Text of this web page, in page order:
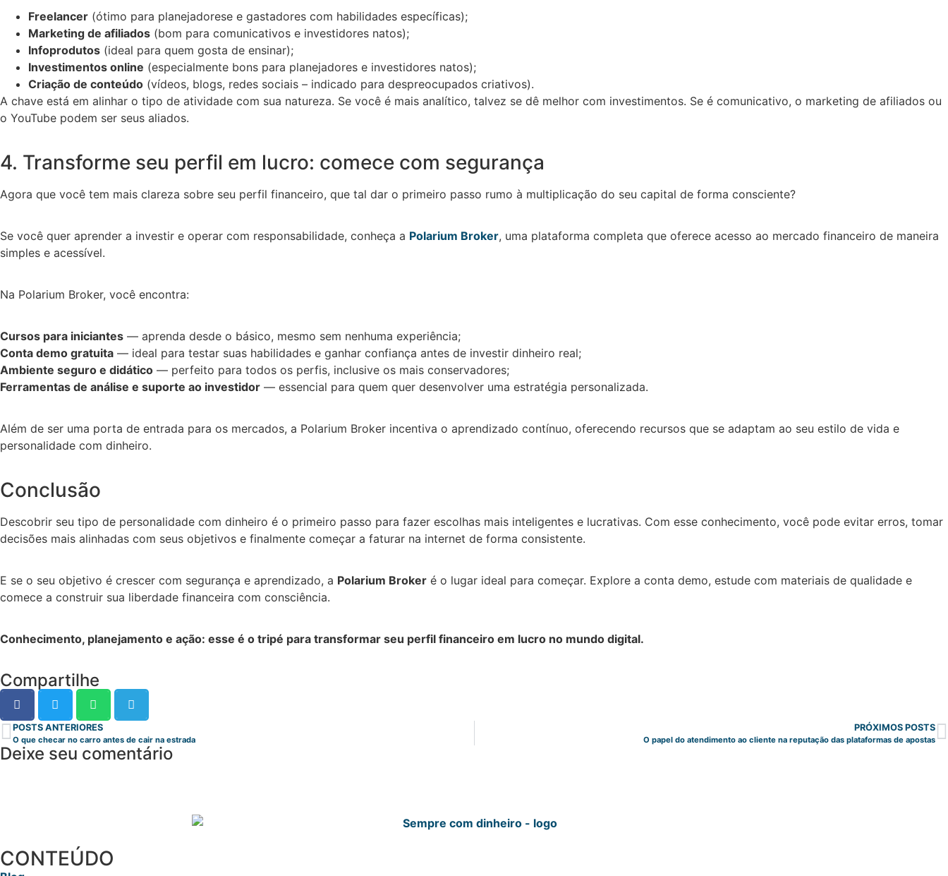
Freelancer (ótimo para planejadorese e gastadores com habilidades específicas);
Marketing de afiliados (bom para comunicativos e investidores natos);
Infoprodutos (ideal para quem gosta de ensinar);
Investimentos online (especialmente bons para planejadores e investidores natos);
Criação de conteúdo (vídeos, blogs, redes sociais – indicado para despreocupados criativos).
A chave está em alinhar o tipo de atividade com sua natureza. Se você é mais analítico, talvez se dê melhor com investimentos. Se é comunicativo, o marketing de afiliados ou
o YouTube podem ser seus aliados.
4. Transforme seu perfil em lucro: comece com segurança
Agora que você tem mais clareza sobre seu perfil financeiro, que tal dar o primeiro passo rumo à multiplicação do seu capital de forma consciente?
Se você quer aprender a investir e operar com responsabilidade, conheça a Polarium Broker, uma plataforma completa que oferece acesso ao mercado financeiro de maneira
simples e acessível.
Na Polarium Broker, você encontra:
Cursos para iniciantes — aprenda desde o básico, mesmo sem nenhuma experiência;
Conta demo gratuita — ideal para testar suas habilidades e ganhar confiança antes de investir dinheiro real;
Ambiente seguro e didático — perfeito para todos os perfis, inclusive os mais conservadores;
Ferramentas de análise e suporte ao investidor — essencial para quem quer desenvolver uma estratégia personalizada.
Além de ser uma porta de entrada para os mercados, a Polarium Broker incentiva o aprendizado contínuo, oferecendo recursos que se adaptam ao seu estilo de vida e
personalidade com dinheiro.
Conclusão
Descobrir seu tipo de personalidade com dinheiro é o primeiro passo para fazer escolhas mais inteligentes e lucrativas. Com esse conhecimento, você pode evitar erros, tomar
decisões mais alinhadas com seus objetivos e finalmente começar a faturar na internet de forma consistente.
E se o seu objetivo é crescer com segurança e aprendizado, a Polarium Broker é o lugar ideal para começar. Explore a conta demo, estude com materiais de qualidade e
comece a construir sua liberdade financeira com consciência.
Conhecimento, planejamento e ação: esse é o tripé para transformar seu perfil financeiro em lucro no mundo digital.
Compartilhe
POSTS ANTERIORES
O que checar no carro antes de cair na estrada
PRÓXIMOS POSTS
O papel do atendimento ao cliente na reputação das plataformas de apostas
Deixe seu comentário
CONTEÚDO